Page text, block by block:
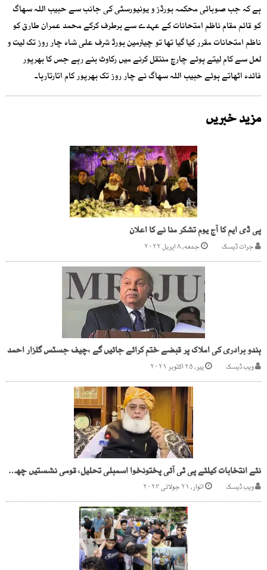
ہے کہ جب صوبائی محکمہ بورڈز و یونیورسٹی کی جانب سے حبیب اللہ سھاگ
کو قائم مقام ناظم امتحانات کے عہدے سے برطرف کرکے محمد عمران طارق کو
ناظم امتحانات مقرر کیا گیا تھا تو چیئرمین بورڈ شرف علی شاہ چار روز تک لیت و
لعل سے کام لیتے ہوئے چارچ منتقل کرنے میں رکاوٹ بنے رہے جس کا بھرپور
فائدہ اٹھاتے ہوئے حبیب اللہ سھاگ نے چار روز تک بھرپور کام اتارتارہا۔
مزید خبریں
پی ڈی ایم کا آج یوم تشکر منا نے کا اعلان
جرات ڈیسک جمعه, ۸ اپریل ۲۰۲۲
ہندو برادری کی املاک پر قبضے ختم کرائے جائیں گے ،چیف جسٹس گلزار احمد
ویب ڈیسک پیر, ۲۵ اکتوبر ۲۰۲۱
نئے انتخابات کیلئے پی ٹی آئی پختونخوا اسمبلی تحلیل، قومی نشستیں چھوڑنے پر تیار ہے، فضل الرحمان
ویب ڈیسک اتوار, ۲۱ جولائی ۲۰۲۴